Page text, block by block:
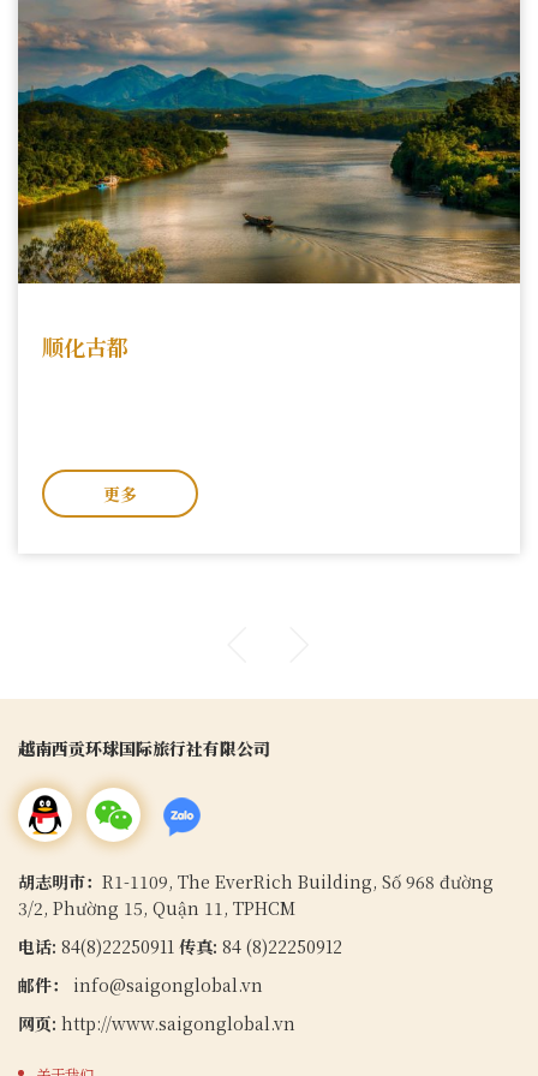
顺化古都
更多
search
越南西贡环球国际旅行社有限公司
胡志明市： R1-1109, The EverRich Building, Số 968 đường
3/2, Phường 15, Quận 11, TPHCM
电话: 84(8)22250911 传真: 84 (8)22250912
邮件： info@saigonglobal.vn
网页: http://www.saigonglobal.vn